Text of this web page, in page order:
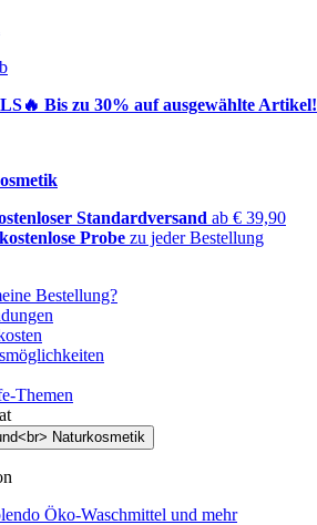
Bis zu 30% auf ausgewählte Artikel!
Standardversand ab € 39,90
Probe zu jeder Bestellung
Bestellung?
Themen
Öko-Waschmittel und mehr